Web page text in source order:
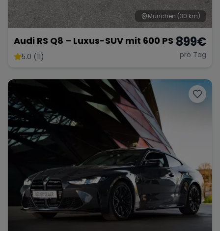
München (30 km)
Audi RS Q8 – Luxus-SUV mit 600 PS
5.0 (11)
899€
pro Tag